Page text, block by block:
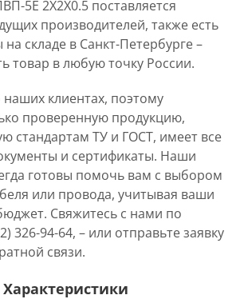
5Е 2Х2Х0.5 поставляется
производителей, также есть
складе в Санкт-Петербурге –
товар в любую точку России.
клиентах, поэтому
проверенную продукцию,
стандартам ТУ и ГОСТ, имеет все
и сертификаты. Наши
готовы помочь вам с выбором
или провода, учитывая ваши
Свяжитесь с нами по
326-94-64, – или отправьте заявку
связи.
Характеристики